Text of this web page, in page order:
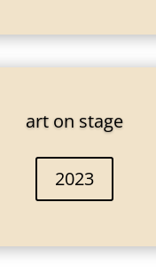
art on stage
2023